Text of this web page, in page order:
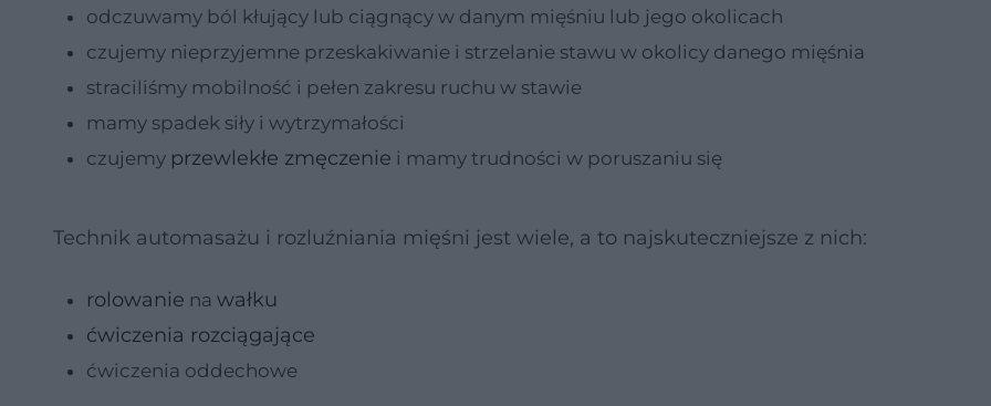
odczuwamy ból kłujący lub ciągnący w danym mięśniu lub jego okolicach
czujemy nieprzyjemne przeskakiwanie i strzelanie stawu w okolicy danego mięśnia
straciliśmy mobilność i pełen zakresu ruchu w stawie
mamy spadek siły i wytrzymałości
czujemy przewlekłe zmęczenie i mamy trudności w poruszaniu się
Technik automasażu i rozluźniania mięśni jest wiele, a to najskuteczniejsze z nich:
rolowanie na wałku
ćwiczenia rozciągające
ćwiczenia oddechowe